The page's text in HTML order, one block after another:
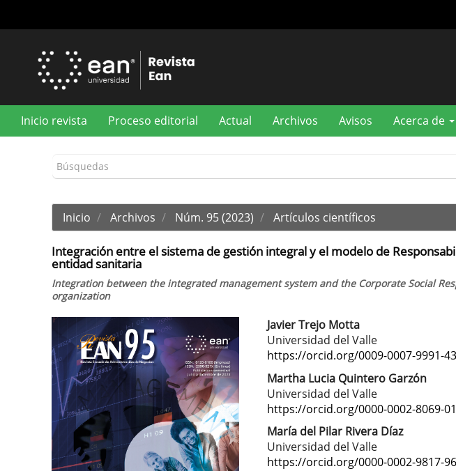
principal
Inicio revista Proceso editorial Actual Archivos Avisos Acerca de
Inicio Archivos Núm. 95 (2023) Artículos científicos
Integración entre el sistema de gestión integral y el modelo de
entidad sanitaria
Integration between the integrated management system and the Corporate Social
organization
Barra
lateral
del
artículo
Contenido
principal
del
artículo
Javier Trejo Motta
Universidad del Valle
https://orcid.org/0009-0007-9991-
Martha Lucia Quintero Garzón
Universidad del Valle
https://orcid.org/0000-0002-8069-
María del Pilar Rivera Díaz
Universidad del Valle
https://orcid.org/0000-0002-9817-